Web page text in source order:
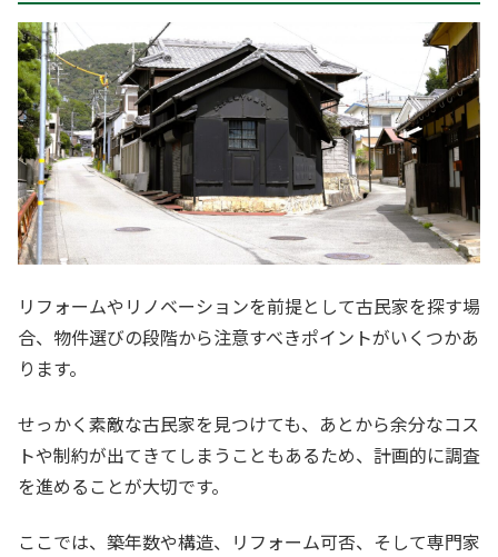
リフォームやリノベーションを前提として古民家を探す場
合、物件選びの段階から注意すべきポイントがいくつかあ
ります。
せっかく素敵な古民家を見つけても、あとから余分なコス
トや制約が出てきてしまうこともあるため、計画的に調査
を進めることが大切です。
ここでは、築年数や構造、リフォーム可否、そして専門家